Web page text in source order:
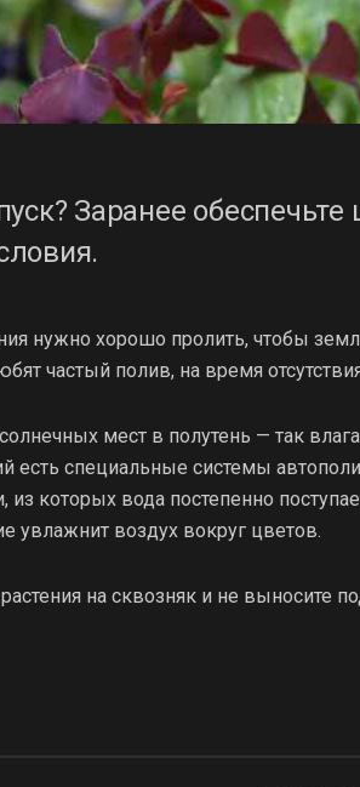
Заранее обеспечьте
нужно хорошо пролить, чтобы
частый полив, на время
мест в полутень — так
есть специальные системы
из которых вода постепенно
увлажнит воздух вокруг цветов.
на сквозняк и не выносите